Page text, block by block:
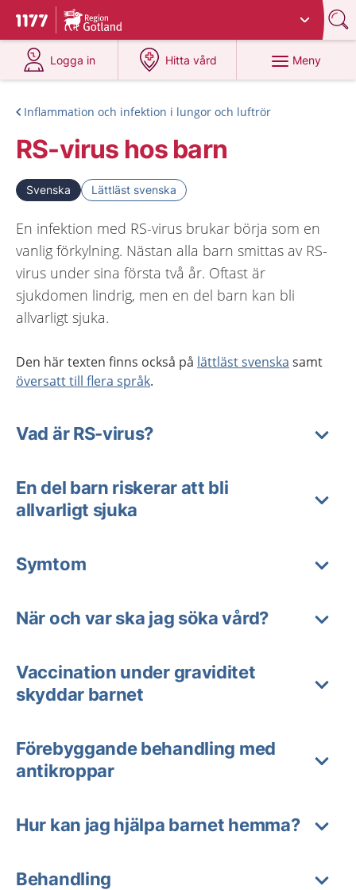
Till startsidan för 1177
Du har valt region
Logga in
på 1177.se
Hitta vård
på 1177.se
Meny
Inflammation och infektion i lungor och luftrör
RS-virus hos barn
Svenska Lättläst svenska
En infektion med RS-virus brukar börja som en
vanlig förkylning. Nästan alla barn smittas av RS-
virus under sina första två år. Oftast är
sjukdomen lindrig, men en del barn kan bli
allvarligt sjuka.
Den här texten finns också på lättläst svenska samt
översatt till flera språk.
Vad är RS-virus?
En del barn riskerar att bli
allvarligt sjuka
Symtom
När och var ska jag söka vård?
Vaccination under graviditet
skyddar barnet
Förebyggande behandling med
antikroppar
Hur kan jag hjälpa barnet hemma?
Behandling